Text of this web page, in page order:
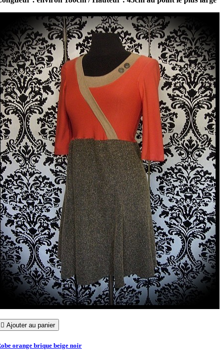
 Ajouter au panier
orange brique beige noir